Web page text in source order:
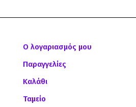
Ο λογαριασμός μου
Παραγγελίες
Καλάθι
Ταμείο